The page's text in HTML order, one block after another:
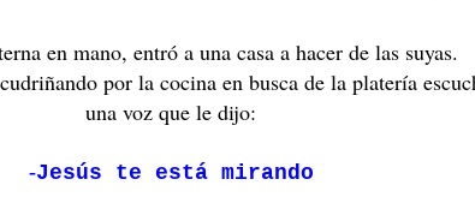
en mano, entró a una casa a hacer de las suyas.
por la cocina en busca de la platería
una voz que le dijo:
-Jesús te está mirando